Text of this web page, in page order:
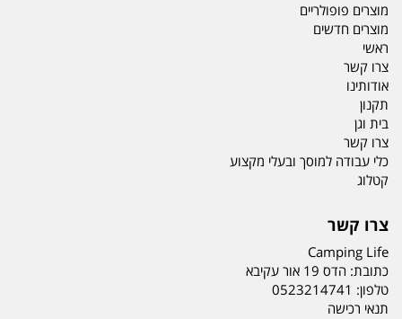
מוצרים פופולריים
מוצרים חדשים
ראשי
צרו קשר
אודותינו
תקנון
בית וגן
צרו קשר
כלי עבודה למוסך ובעלי מקצוע
קטלוג
צרו קשר
Camping Life
כתובת: הדס 19 אור עקיבא
טלפון: 0523214741
תנאי רכישה